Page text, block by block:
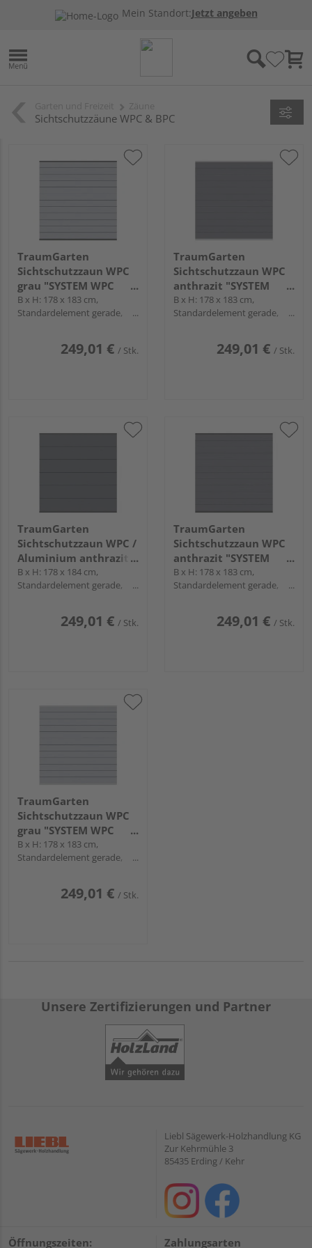
Mein Standort:Jetzt angeben
Sichtschutzzäune WPC & BPC
TraumGarten
Sichtschutzzaun WPC
grau "SYSTEM WPC
CLASSIC"
B x H: 178 x 183 cm,
Standardelement gerade,
249,01 € / Stk.
TraumGarten
Sichtschutzzaun WPC
anthrazit "SYSTEM
WPC CLASSIC"
B x H: 178 x 183 cm,
Standardelement gerade,
249,01 € / Stk.
TraumGarten
Sichtschutzzaun WPC /
Aluminium anthrazit
"SYSTEM WPC XL"
B x H: 178 x 184 cm,
Standardelement gerade,
249,01 € / Stk.
TraumGarten
Sichtschutzzaun WPC
anthrazit "SYSTEM
WPC CLASSIC"
B x H: 178 x 183 cm,
Standardelement gerade,
249,01 € / Stk.
TraumGarten
Sichtschutzzaun WPC
grau "SYSTEM WPC
CLASSIC"
B x H: 178 x 183 cm,
Standardelement gerade,
249,01 € / Stk.
Unsere Zertifizierungen und Partner
Liebl Sägewerk-Holzhandlung KG
Zur Kehrmühle 3
85435 Erding / Kehr
Öffnungszeiten: Zahlungsarten